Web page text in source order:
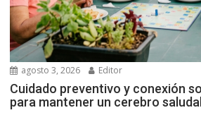
agosto 3, 2026 Editor
Cuidado preventivo y conexión
para mantener un cerebro